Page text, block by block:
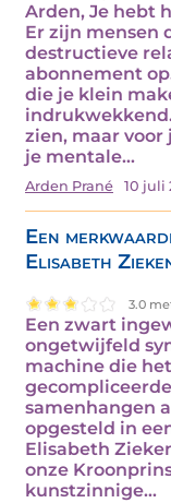
Arden, Je hebt
Er zijn mensen
destructieve
abonnement
die je klein
zien, maar
je mentale…
Arden Prané 10 juli
Een
Elisabeth
3.0
Een zwart
ongetwijfeld
machine die
samenhangen
opgesteld in
Elisabeth
onze
kunstzinnige…